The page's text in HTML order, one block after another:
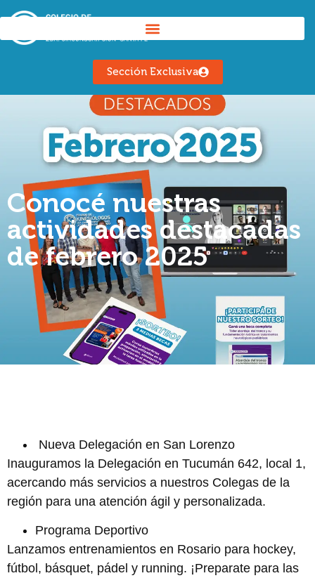
Sección Exclusiva
Conocé nuestras
actividades destacadas
de febrero 2025
Nueva Delegación en San Lorenzo
Inauguramos la Delegación en Tucumán 642, local 1,
acercando más servicios a nuestros Colegas de la
región para una atención ágil y personalizada.
Programa Deportivo
Lanzamos entrenamientos en Rosario para hockey,
fútbol, básquet, pádel y running. ¡Preparate para las